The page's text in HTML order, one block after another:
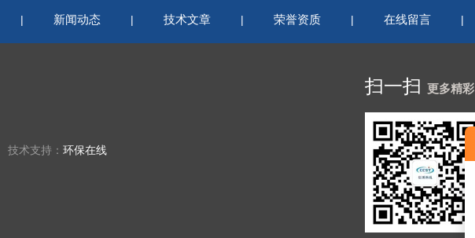
| 新闻动态 | 技术文章 | 荣誉资质 | 在线留言 |
技术支持： 环保在线
扫一扫 更多精彩